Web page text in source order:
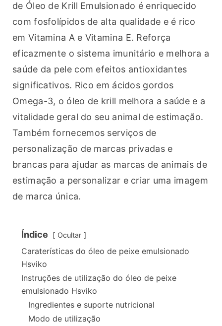
de Óleo de Krill Emulsionado é enriquecido
com fosfolípidos de alta qualidade e é rico
em Vitamina A e Vitamina E. Reforça
eficazmente o sistema imunitário e melhora a
saúde da pele com efeitos antioxidantes
significativos. Rico em ácidos gordos
Omega-3, o óleo de krill melhora a saúde e a
vitalidade geral do seu animal de estimação.
Também fornecemos serviços de
personalização de marcas privadas e
brancas para ajudar as marcas de animais de
estimação a personalizar e criar uma imagem
de marca única.
Índice Ocultar
Caraterísticas do óleo de peixe emulsionado
Hsviko
Instruções de utilização do óleo de peixe
emulsionado Hsviko
Ingredientes e suporte nutricional
Modo de utilização